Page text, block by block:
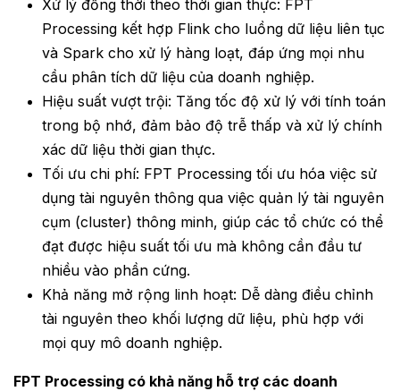
Xử lý đồng thời theo thời gian thực: FPT
Processing kết hợp Flink cho luồng dữ liệu liên tục
và Spark cho xử lý hàng loạt, đáp ứng mọi nhu
cầu phân tích dữ liệu của doanh nghiệp.
Hiệu suất vượt trội: Tăng tốc độ xử lý với tính toán
trong bộ nhớ, đảm bảo độ trễ thấp và xử lý chính
xác dữ liệu thời gian thực.
Tối ưu chi phí: FPT Processing tối ưu hóa việc sử
dụng tài nguyên thông qua việc quản lý tài nguyên
cụm (cluster) thông minh, giúp các tổ chức có thể
đạt được hiệu suất tối ưu mà không cần đầu tư
nhiều vào phần cứng.
Khả năng mở rộng linh hoạt: Dễ dàng điều chỉnh
tài nguyên theo khối lượng dữ liệu, phù hợp với
mọi quy mô doanh nghiệp.
FPT Processing có khả năng hỗ trợ các doanh